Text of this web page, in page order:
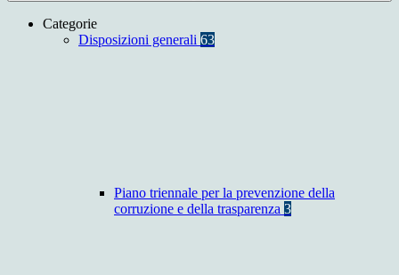
Categorie
Disposizioni generali 63
Piano triennale per la prevenzione della
corruzione e della trasparenza 3